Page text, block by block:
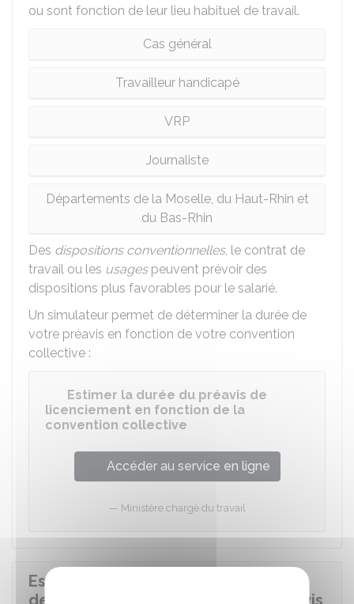
ou sont fonction de leur lieu habituel de travail.
Cas général
Travailleur handicapé
VRP
Journaliste
Départements de la Moselle, du Haut-Rhin et
du Bas-Rhin
Des dispositions conventionnelles, le contrat de
travail ou les usagespeuvent prévoir des
dispositions plus favorables pour le salarié.
Un simulateur permet de déterminer la durée de
votre préavis en fonction de votre convention
collective :
Estimer la durée du préavis de
licenciement en fonction de la
convention collective
Accéder au service en ligne
Ministère chargé du travail
Est-ce que la suspension du contrat
de travail du salarié reporte le préavis